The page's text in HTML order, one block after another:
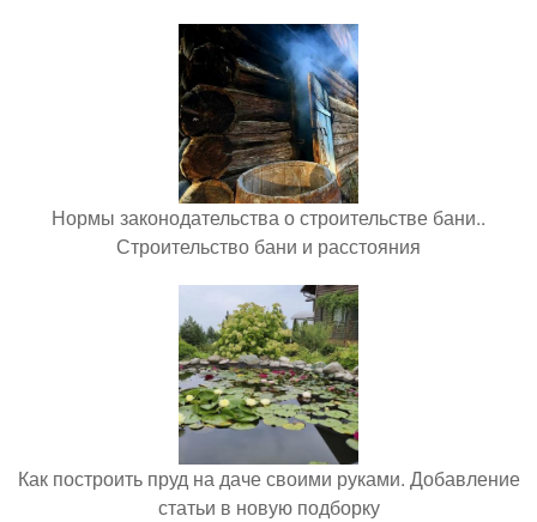
Нормы законодательства о строительстве бани..
Строительство бани и расстояния
Как построить пруд на даче своими руками. Добавление
статьи в новую подборку